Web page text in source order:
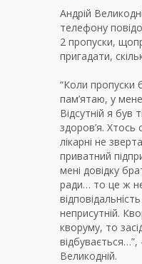
Андрій
телефону
2 пропуски,
пригадати,
“Коли пропуски
пам’ятаю, у
Відсутній я був
здоров’я. Хтось
лікарні не
приватний
мені довідку
ради… то це ж
неприсутній.
кворуму, то
Великодній.